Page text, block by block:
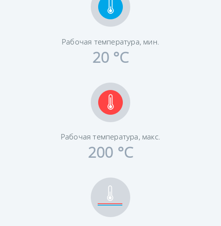
Рабочая температура, мин.
20 °C
Рабочая температура, макс.
200 °C